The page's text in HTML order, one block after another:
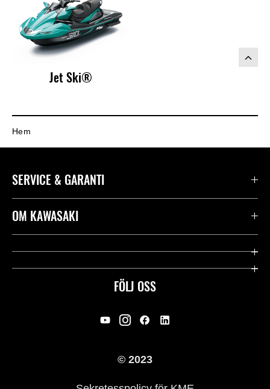
Jet Ski®
Hem
FÖLJ OSS
SERVICE & GARANTI
Kontakta oss
Användbara länkar
Rättsligt & Sekretess
OM KAWASAKI
Företag
© 2023